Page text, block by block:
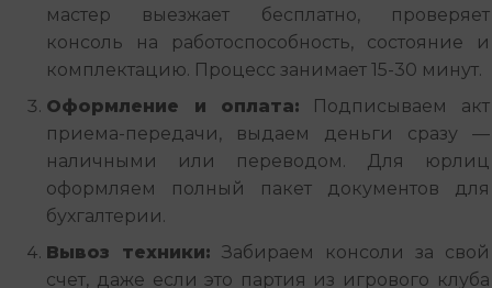
мастер выезжает бесплатно, проверяет
консоль на работоспособность, состояние и
комплектацию. Процесс занимает 15-30 минут.
Оформление и оплата: Подписываем акт
приема-передачи, выдаем деньги сразу —
наличными или переводом. Для юрлиц
оформляем полный пакет документов для
бухгалтерии.
Вывоз техники: Забираем консоли за свой
счет, даже если это партия из игрового клуба